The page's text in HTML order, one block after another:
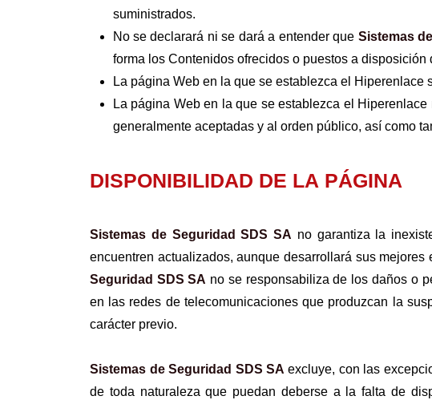
suministrados.
No se declarará ni se dará a entender que Sistemas
forma los Contenidos ofrecidos o puestos a
La página Web en la que se establezca el
La página Web en la que se establezca el
generalmente aceptadas y al orden público, así como
DISPONIBILIDAD DE LA PÁGINA
Sistemas de Seguridad SDS SA no garantiza la
encuentren actualizados, aunque desarrollará sus
Seguridad SDS SA no se responsabiliza de los daños o
en las redes de telecomunicaciones que produzcan la
carácter previo.
Sistemas de Seguridad SDS SA excluye, con las
de toda naturaleza que puedan deberse a la falta de